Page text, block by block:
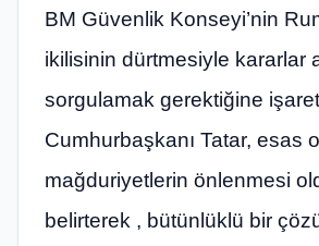
BM Güvenlik Konseyi’nin
ikilisinin dürtmesiyle kararlar
sorgulamak gerektiğine
Cumhurbaşkanı Tatar, esas
mağduriyetlerin önlenmesi
belirterek , bütünlüklü bir